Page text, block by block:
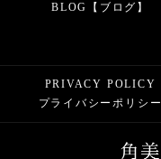
BLOG【ブログ】
PRIVACY POLICY
プライバシーポリシー